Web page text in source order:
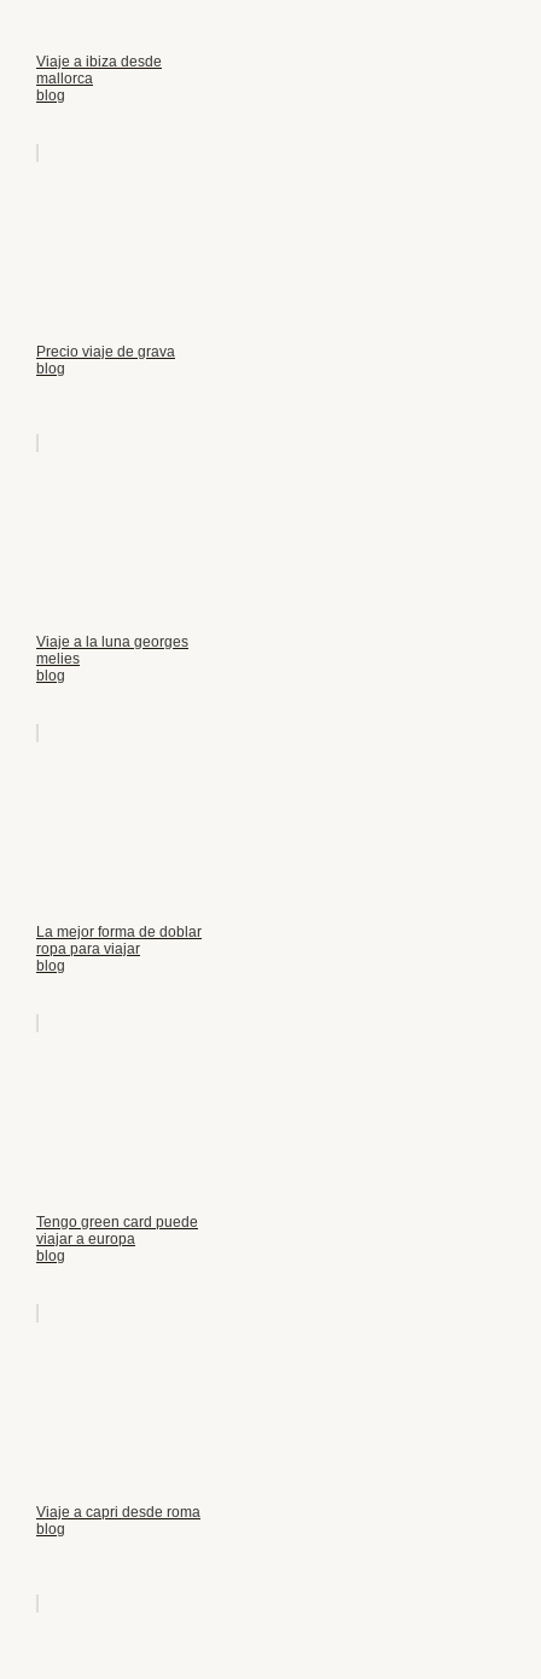
Viaje a ibiza desde
mallorca
blog
Precio viaje de grava
blog
Viaje a la luna georges
melies
blog
La mejor forma de doblar
ropa para viajar
blog
Tengo green card puede
viajar a europa
blog
Viaje a capri desde roma
blog